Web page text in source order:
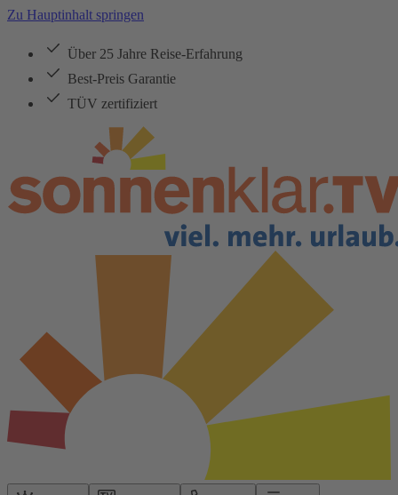
Zu Hauptinhalt springen
Über 25 Jahre Reise-Erfahrung
Best-Preis Garantie
TÜV zertifiziert